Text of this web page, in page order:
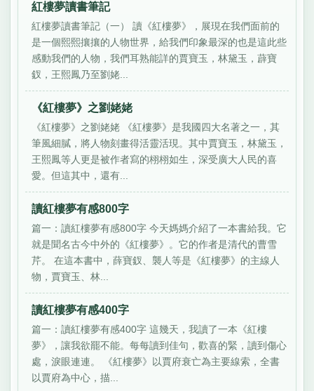
紅樓夢讀書筆記
紅樓夢讀書筆記（一） 讀《紅樓夢》，展現在我們面前的
是一個熙熙攘攘的人物世界，給我們印象最深的也是這此些
感動我們的人物，我們耳熟能詳的賈寶玉，林黛玉，薜寶
釵，王熙鳳乃至劉姥...
《紅樓夢》之劉姥姥
《紅樓夢》之劉姥姥 《紅樓夢》是我國四大名著之一，其
筆風細膩，將人物刻畫得活靈活現。其中賈寶玉，林黛玉，
王熙鳳等人更是被作者寫的栩栩如生，深受廣大人民的喜
愛。但這其中，還有...
讀紅樓夢有感800字
篇一：讀紅樓夢有感800字 今天媽媽介紹了一本書給我。它
就是聞名古今中外的《紅樓夢》。它的作者是清代的曹雪
芹。 在這本書中，薛寶釵、襲人等是《紅樓夢》的主線人
物，賈寶玉、林...
讀紅樓夢有感400字
篇一：讀紅樓夢有感400字 這幾天，我讀了一本《紅樓
夢》，讓我欲罷不能。每每讀到佳句，歡喜的緊，讀到傷心
處，淚眼連連。 《紅樓夢》以賈府衰亡為主要線索，全書
以賈府為中心，描...